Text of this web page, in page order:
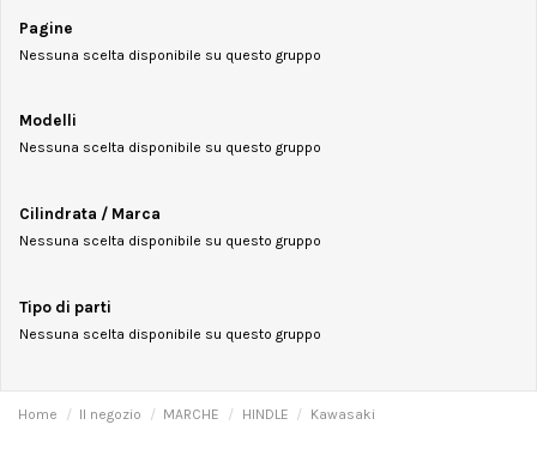
Pagine
Nessuna scelta disponibile su questo gruppo
Modelli
Nessuna scelta disponibile su questo gruppo
Cilindrata / Marca
Nessuna scelta disponibile su questo gruppo
Tipo di parti
Nessuna scelta disponibile su questo gruppo
Home Il negozio MARCHE HINDLE Kawasaki